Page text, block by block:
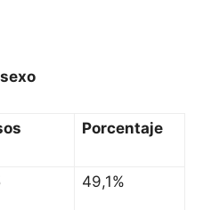
Porcentaje
49,1%